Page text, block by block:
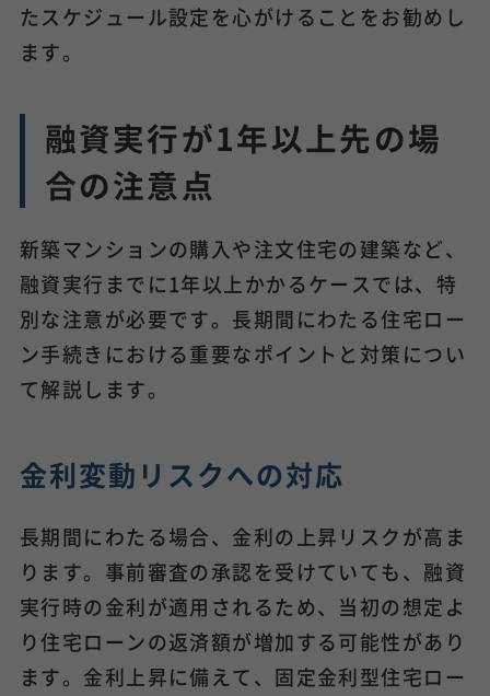
たスケジュール設定を心がけることをお勧めし
ます。
融資実行が1年以上先の場
合の注意点
新築マンションの購入や注文住宅の建築など、
融資実行までに1年以上かかるケースでは、特
別な注意が必要です。長期間にわたる住宅ロー
ン手続きにおける重要なポイントと対策につい
て解説します。
金利変動リスクへの対応
長期間にわたる場合、金利の上昇リスクが高ま
ります。事前審査の承認を受けていても、融資
実行時の金利が適用されるため、当初の想定よ
り住宅ローンの返済額が増加する可能性があり
ます。金利上昇に備えて、固定金利型住宅ロー